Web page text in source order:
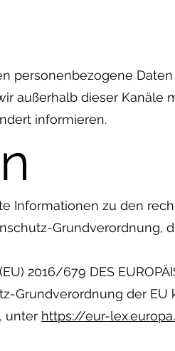
personenbezogene
außerhalb dieser Kanäle
informieren.
Informationen zu den
Grundverordnung,
2016/679 DES
Grundverordnung der EU
unter https://eur-